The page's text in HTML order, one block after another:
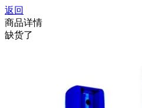
返回
商品详情
缺货了